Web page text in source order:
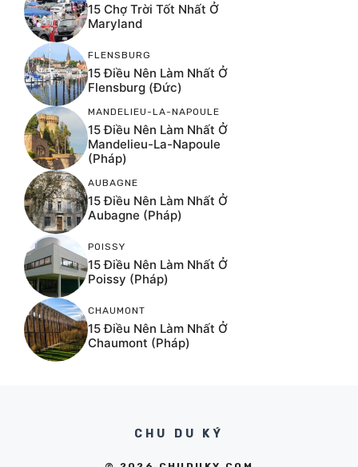
15 Chợ Trời Tốt Nhất Ở
Maryland
FLENSBURG
15 Điều Nên Làm Nhất Ở
Flensburg (Đức)
MANDELIEU-LA-NAPOULE
15 Điều Nên Làm Nhất Ở
Mandelieu-La-Napoule
(Pháp)
AUBAGNE
15 Điều Nên Làm Nhất Ở
Aubagne (Pháp)
POISSY
15 Điều Nên Làm Nhất Ở
Poissy (Pháp)
CHAUMONT
15 Điều Nên Làm Nhất Ở
Chaumont (Pháp)
CHU DU KÝ